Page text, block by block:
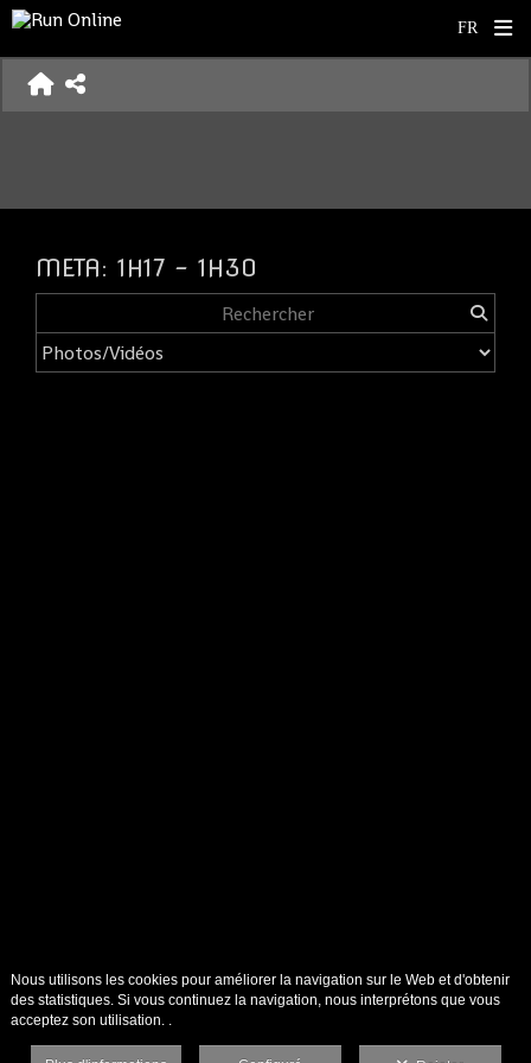
META: 1H17 - 1H30
Nous utilisons les cookies pour améliorer la navigation sur le Web et d'obtenir
des statistiques. Si vous continuez la navigation, nous interprétons que vous
acceptez son utilisation. .